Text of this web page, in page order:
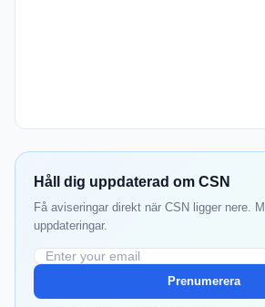
Håll dig uppdaterad om CSN
Få aviseringar direkt när CSN ligger nere.
uppdateringar.
Prenumerera